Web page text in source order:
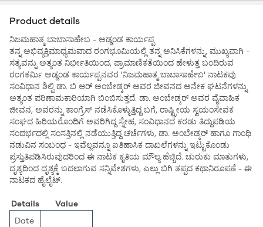
Product details
ನಿಜಮಹಾತ್ಮ ಬಾಬಾಸಾಹೇಬ - ಅಡ್ಡಂಡ ಕಾರ್ಯಪ್ಪ
ತನ್ನ ಅಭಿವ್ಯಕ್ತಿಮಾಧ್ಯಮವಾದ ರಂಗಭೂಮಿಯಲ್ಲಿ ತನ್ನ ಅನಿಸಿಕೆಗಳನ್ನು, ಮುಖ್ಯವಾಗಿ -
ಸತ್ಯವನ್ನು ಅತ್ಯಂತ ನಿರ್ಭೀತಿಯಿಂದ, ಪ್ರಾಮಾಣಿಕತೆಯಿಂದ ಹೇಳುತ್ತ ಬಂದಿರುವ
ರಂಗಕರ್ಮಿ ಅಡ್ಡಂಡ ಕಾರ್ಯಪ್ಪನವರ 'ನಿಜಮಹಾತ್ಮ ಬಾಬಾಸಾಹೇಬ' ನಾಟಕವು
ಸಂವಿಧಾನ ಶಿಲ್ಪಿ ಡಾ. ಬಿ ಆರ್ ಅಂಬೇಡ್ಕರ್ ಅವರ ಜೀವನದ ಅನೇಕ ಘಟನೆಗಳನ್ನು
ಅತ್ಯಂತ ಪರಿಣಾಮಕಾರಿಯಾಗಿ ಬಿಂಬಿಸುತ್ತದೆ. ಡಾ. ಅಂಬೇಡ್ಕರ್ ಅವರ ವೈವಾಹಿಕ
ಜೀವನ, ಅವರನ್ನು ಕಾಂಗ್ರೆಸ್ ನಡೆಸಿಕೊಳ್ಳುತ್ತಿದ್ದ ಬಗೆ, ರಾಷ್ಟ್ರೀಯ ಸ್ವಯಂಸೇವಕ
ಸಂಘದ ಹಿರಿಯರೊಂದಿಗೆ ಅವರಿಗಿದ್ದ ಸ್ನೇಹ, ಸಂವಿಧಾನದ ಕರಡು ತಿದ್ದುಪಡಿಯ
ಸಂದರ್ಭದಲ್ಲಿ ಸಂಸತ್ತಿನಲ್ಲಿ ನಡೆಯುತ್ತಿದ್ದ ಚರ್ಚೆಗಳು, ಡಾ. ಅಂಬೇಡ್ಕರ್ ಹಾಗೂ ಗಾಂಧಿ
ನಡುವಿನ ಸಂಬಂಧ - ಇವೆಲ್ಲವನ್ನೂ ಐತಿಹಾಸಿಕ ದಾಖಲೆಗಳನ್ನು ಇಟ್ಟುಕೊಂಡು
ಪ್ರಸ್ತುತಿಪಡಿಸಿರುವುದರಿಂದ ಈ ನಾಟಕ ಕೃತಿಯ ಮೌಲ್ಯ ಹೆಚ್ಚಿದೆ. ಚುರುಕು ಮಾತುಗಳು,
ದೃಶ್ಯದಿಂದ ದೃಶ್ಯಕ್ಕೆ ಬದಲಾಗುವ ಸನ್ನಿವೇಶಗಳು, ಎಲ್ಲು ಬಿಗಿ ತಪ್ಪದ ಕಥಾನಿರೂಪಣೆ - ಈ
ನಾಟಕದ ಹೈಲೈಟ್.
Details
Value
Date